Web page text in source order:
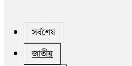
সর্বশেষ
জাতীয়